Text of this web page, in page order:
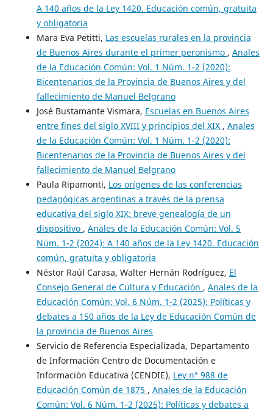
A 140 años de la Ley 1420. Educación común, gratuita
y obligatoria
Mara Eva Petitti, Las escuelas rurales en la provincia
de Buenos Aires durante el primer peronismo , Anales
de la Educación Común: Vol. 1 Núm. 1-2 (2020):
Bicentenarios de la Provincia de Buenos Aires y del
fallecimiento de Manuel Belgrano
José Bustamante Vismara, Escuelas en Buenos Aires
entre fines del siglo XVIII y principios del XIX , Anales
de la Educación Común: Vol. 1 Núm. 1-2 (2020):
Bicentenarios de la Provincia de Buenos Aires y del
fallecimiento de Manuel Belgrano
Paula Ripamonti, Los orígenes de las conferencias
pedagógicas argentinas a través de la prensa
educativa del siglo XIX: breve genealogía de un
dispositivo , Anales de la Educación Común: Vol. 5
Núm. 1-2 (2024): A 140 años de la Ley 1420. Educación
común, gratuita y obligatoria
Néstor Raúl Carasa, Walter Hernán Rodríguez, El
Consejo General de Cultura y Educación , Anales de la
Educación Común: Vol. 6 Núm. 1-2 (2025): Políticas y
debates a 150 años de la Ley de Educación Común de
la provincia de Buenos Aires
Servicio de Referencia Especializada, Departamento
de Información Centro de Documentación e
Información Educativa (CENDIE), Ley n° 988 de
Educación Común de 1875 , Anales de la Educación
Común: Vol. 6 Núm. 1-2 (2025): Políticas y debates a